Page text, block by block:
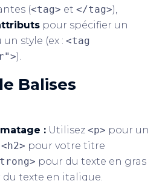
(<tag> et</tag>),
pour spécifier un
style (ex :<tag
).
Balises
: Utilisez<p> pour un
<h2> pour votre titre
pour du texte en gras
du texte en italique.